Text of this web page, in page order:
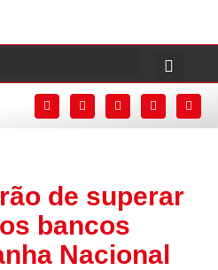
de superar
bancos
Nacional